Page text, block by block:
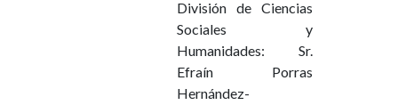
División de Ciencias
Sociales y
Humanidades: Sr.
Efraín Porras
Hernández-